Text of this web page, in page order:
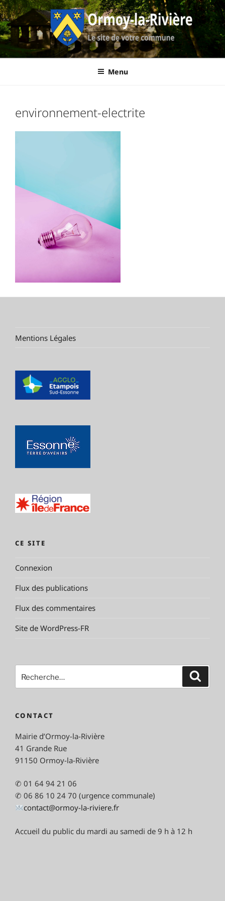
Aller
au
contenu
principal
Ormoy-La-
Le site de votre commune
Menu
environnement-electrite
Mentions Légales
CE SITE
Connexion
Flux des publications
Flux des commentaires
Site de WordPress-FR
pour
CONTACT
Mairie d’Ormoy-la-Rivière
41 Grande Rue
91150 Ormoy-la-Rivière
✆ 01 64 94 21 06
✆ 06 86 10 24 70 (urgence communale)
contact@ormoy-la-riviere.fr
Accueil du public du mardi au samedi de 9 h à 12 h